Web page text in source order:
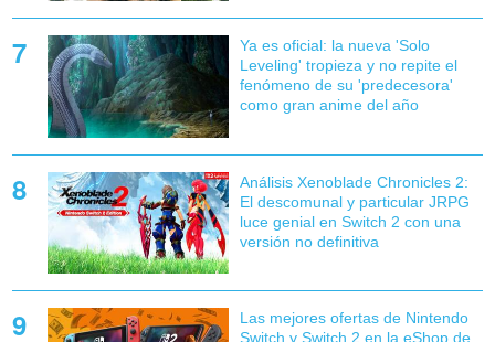
Ya es oficial: la nueva 'Solo
Leveling' tropieza y no repite el
fenómeno de su 'predecesora'
como gran anime del año
Análisis Xenoblade Chronicles 2:
El descomunal y particular JRPG
luce genial en Switch 2 con una
versión no definitiva
Las mejores ofertas de Nintendo
Switch y Switch 2 en la eShop de